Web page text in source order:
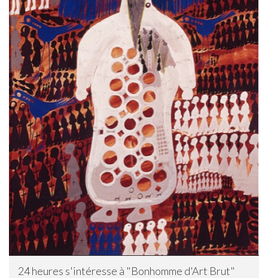
24 heures s'intéresse à "Bonhomme d'Art Brut"